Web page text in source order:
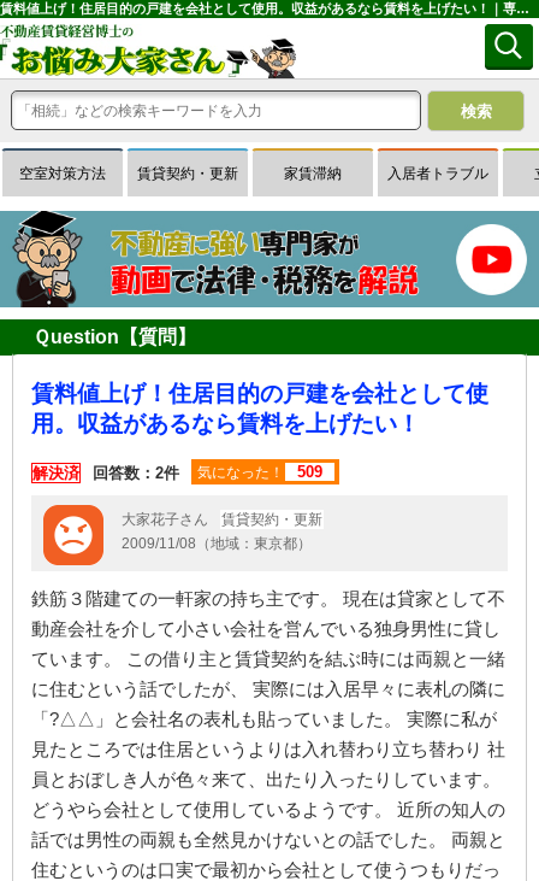
賃料値上げ！住居目的の戸建を会社として使用。収益があるなら賃料を上げたい！｜専門家に無料相談できる賃貸経営Ｑ＆Ａサイトはお悩み大家さん
空室対策方法 賃貸契約・更新 家賃滞納 入居者トラブル
Ｑuestion【質問】
賃料値上げ！住居目的の戸建を会社として使
用。収益があるなら賃料を上げたい！
解決済 回答数：2件 気になった！ 509
大家花子さん
賃貸契約・更新
2009/11/08（地域：東京都）
鉄筋３階建ての一軒家の持ち主です。 現在は貸家として不
動産会社を介して小さい会社を営んでいる独身男性に貸し
ています。 この借り主と賃貸契約を結ぶ時には両親と一緒
に住むという話でしたが、 実際には入居早々に表札の隣に
「?△△」と会社名の表札も貼っていました。 実際に私が
見たところでは住居というよりは入れ替わり立ち替わり 社
員とおぼしき人が色々来て、出たり入ったりしています。
どうやら会社として使用しているようです。 近所の知人の
話では男性の両親も全然見かけないとの話でした。 両親と
住むというのは口実で最初から会社として使うつもりだっ